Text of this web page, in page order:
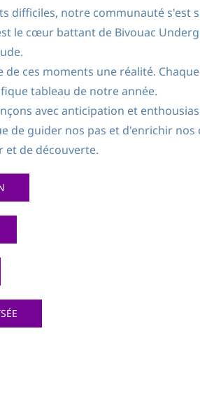
difficiles, notre communauté s'est
le cœur battant de Bivouac
ces moments une réalité.
tableau de notre année.
avec anticipation et
de guider nos pas et d'enrichir
et de découverte.